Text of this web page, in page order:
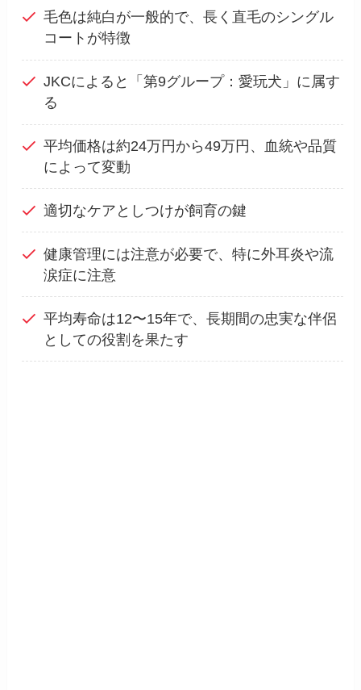
毛色は純白が一般的で、長く直毛のシングル
コートが特徴
JKCによると「第9グループ：愛玩犬」に属す
る
平均価格は約24万円から49万円、血統や品質
によって変動
適切なケアとしつけが飼育の鍵
健康管理には注意が必要で、特に外耳炎や流
涙症に注意
平均寿命は12〜15年で、長期間の忠実な伴侶
としての役割を果たす